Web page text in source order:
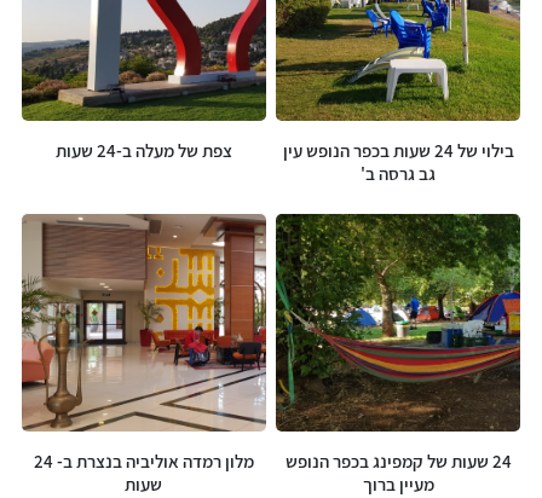
בילוי של 24 שעות בכפר הנופש עין
גב גרסה ב'
צפת של מעלה ב-24 שעות
24 שעות של קמפינג בכפר הנופש
מעיין ברוך
מלון רמדה אוליביה בנצרת ב- 24
שעות